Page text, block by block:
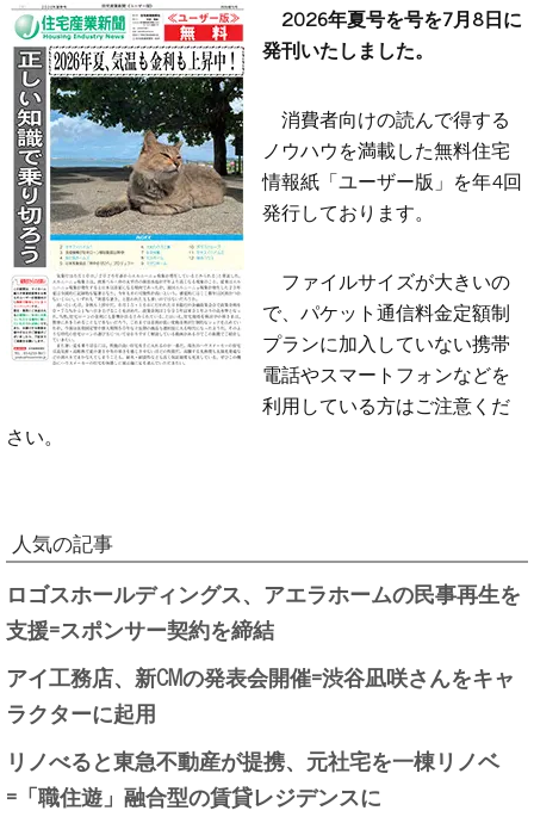
2026年夏号を号を7月8日に
発刊いたしました。
消費者向けの読んで得する
ノウハウを満載した無料住宅
情報紙「ユーザー版」を年4回
発行しております。
ファイルサイズが大きいの
で、パケット通信料金定額制
プランに加入していない携帯
電話やスマートフォンなどを
利用している方はご注意くだ
さい。
人気の記事
ロゴスホールディングス、アエラホームの民事再生を
支援=スポンサー契約を締結
アイ工務店、新CMの発表会開催=渋谷凪咲さんをキャ
ラクターに起用
リノべると東急不動産が提携、元社宅を一棟リノベ
=「職住遊」融合型の賃貸レジデンスに